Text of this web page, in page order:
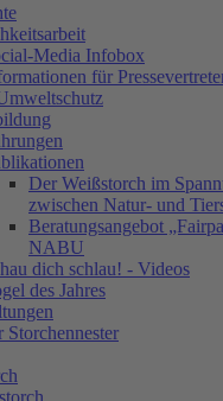
Media Infobox
für
Der Weißstorch im
zwischen Natur- und
Beratungsangebot
NABU
dich schlau! - Videos
des Jahres
Storchennester